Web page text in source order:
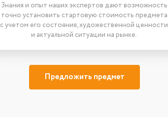
Знания и опыт наших экспертов дают возможность
точно установить стартовую стоимость предмета
с учетом его состояния, художественной ценности
и актуальной ситуации на рынке.
Предложить предмет